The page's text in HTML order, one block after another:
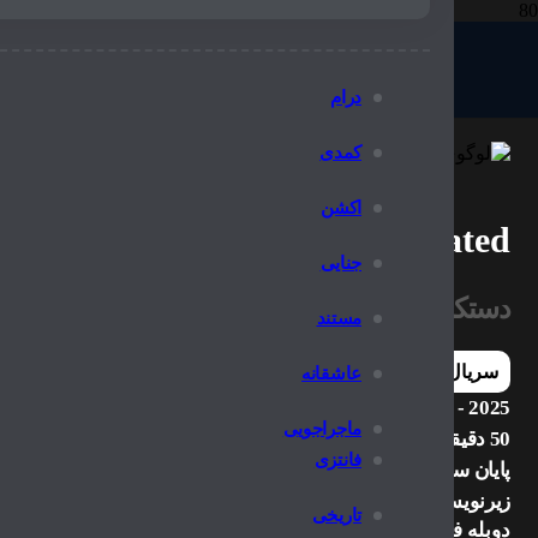
درام
کمدی
اکشن
جنایی
مستند
عاشقانه
ماجراجویی
فانتزی
تاریخی
The Manipulated
دستکاری شده
سریال
2025 - 2025
50 دقیقه
پایان سریال
زیرنویس چسبیده
دوبله فارسی